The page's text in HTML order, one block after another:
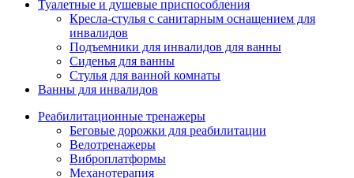
Туалетные и душевые приспособления
Кресла-стулья с санитарным оснащением для
инвалидов
Подъемники для инвалидов для ванны
Сиденья для ванны
Стулья для ванной комнаты
Ванны для инвалидов
Реабилитационные тренажеры
Беговые дорожки для реабилитации
Велотренажеры
Виброплатформы
Механотерапия